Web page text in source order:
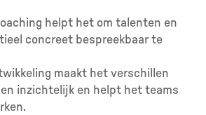
helpt het om talenten en
concreet bespreekbaar te
maakt het verschillen
inzichtelijk en helpt het teams